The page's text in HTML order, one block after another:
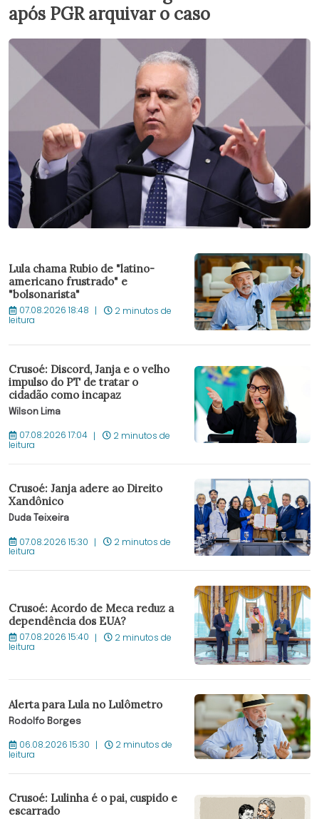
após PGR arquivar o caso
Lula chama Rubio de "latino-
americano frustrado" e
"bolsonarista"
07.08.2026 18:48 2 minutos de
leitura
Crusoé: Discord, Janja e o velho
impulso do PT de tratar o
cidadão como incapaz
Wilson Lima
07.08.2026 17:04 2 minutos de
leitura
Crusoé: Janja adere ao Direito
Xandônico
Duda Teixeira
07.08.2026 15:30 2 minutos de
leitura
Crusoé: Acordo de Meca reduz a
dependência dos EUA?
07.08.2026 15:40 2 minutos de
leitura
Alerta para Lula no Lulômetro
Rodolfo Borges
06.08.2026 15:30 2 minutos de
leitura
Crusoé: Lulinha é o pai, cuspido e
escarrado